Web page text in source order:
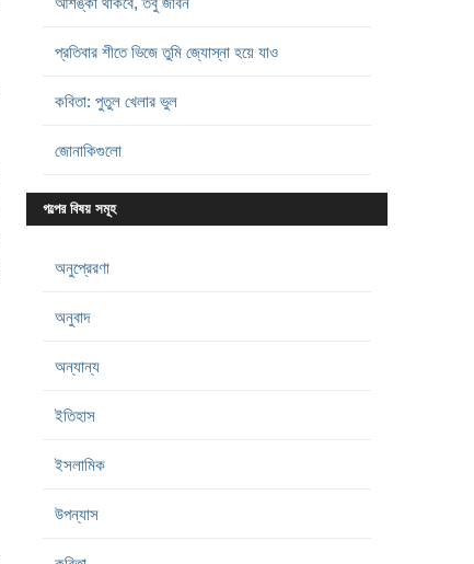
প্রতিবার শীতে ভিজে তুমি জ্যোস্না হয়ে যাও
কবিতা: পুতুল খেলার ভুল
জোনাকিগুলো
গল্পের বিষয় সমূহ
অনুপ্রেরণা
অনুবাদ
অন্যান্য
ইতিহাস
ইসলামিক
উপন্যাস